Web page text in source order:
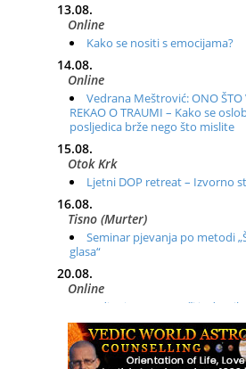
13.08.
Online
Kako se nositi s emocijama?
14.08.
Online
Vedrana Meštrović: ONO ŠTO
REKAO O TRAUMI – Kako se
posljedica brže nego što mislite
15.08.
Otok Krk
Ljetni DOP retreat – Izvorno
16.08.
Tisno (Murter)
Seminar pjevanja po metodi
glasa“
20.08.
Online
Radionica: Pomagači iz
otvoreno za sve
21.08.
Zagreb+Online